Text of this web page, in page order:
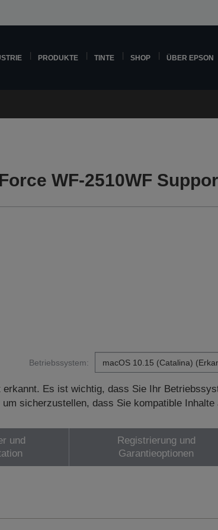
PRODUKTE TINTE SHOP ÜBER EPSON
WF-2510WF
Betriebssystem:
Es ist wichtig, dass Sie Ihr
um sicherzustellen, dass Sie kompatible Inhalte
und
Registrierung und
Garantieoptionen